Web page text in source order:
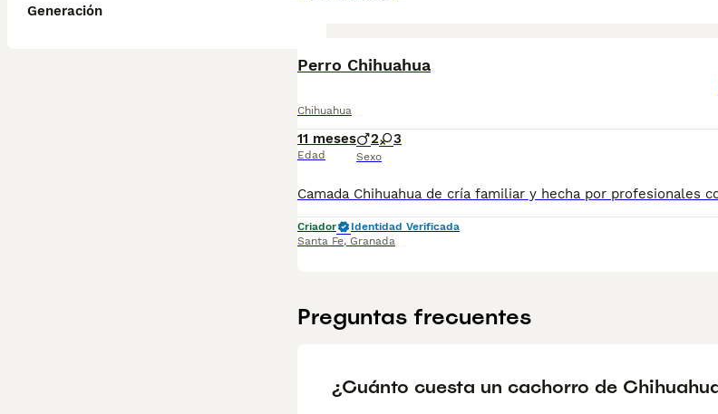
Generación
Perro Chihuahua
Chihuahua
11 meses
Edad
2 3
Sexo
Criador
Identidad Verificada
Santa Fe, Granada
Preguntas frecuentes
¿Cuánto cuesta un cachorro de